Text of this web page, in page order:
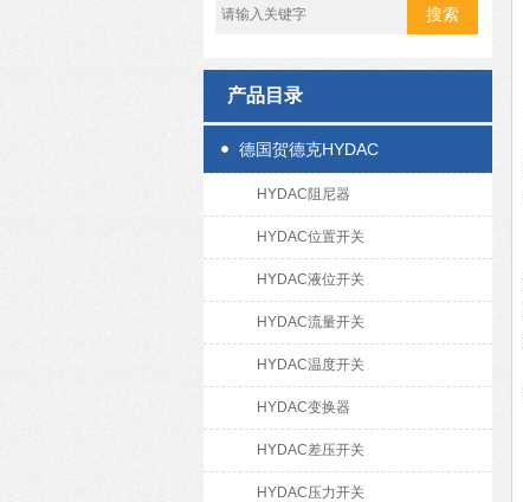
产品目录
德国贺德克HYDAC
HYDAC阻尼器
HYDAC位置开关
HYDAC液位开关
HYDAC流量开关
HYDAC温度开关
HYDAC变换器
HYDAC差压开关
HYDAC压力开关